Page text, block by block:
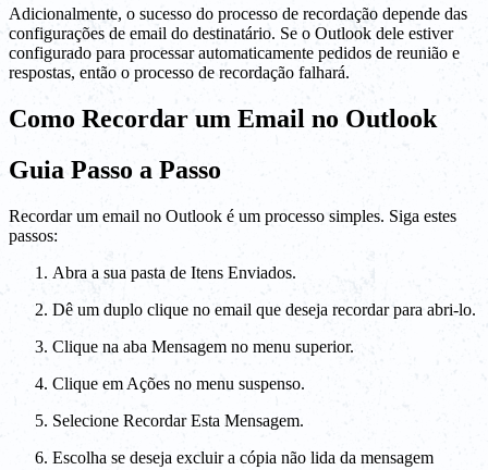
Adicionalmente, o sucesso do processo de recordação depende das
configurações de email do destinatário. Se o Outlook dele estiver
configurado para processar automaticamente pedidos de reunião e
respostas, então o processo de recordação falhará.
Como Recordar um Email no Outlook
Guia Passo a Passo
Recordar um email no Outlook é um processo simples. Siga estes
passos:
Abra a sua pasta de Itens Enviados.
Dê um duplo clique no email que deseja recordar para abri-lo.
Clique na aba Mensagem no menu superior.
Clique em Ações no menu suspenso.
Selecione Recordar Esta Mensagem.
Escolha se deseja excluir a cópia não lida da mensagem